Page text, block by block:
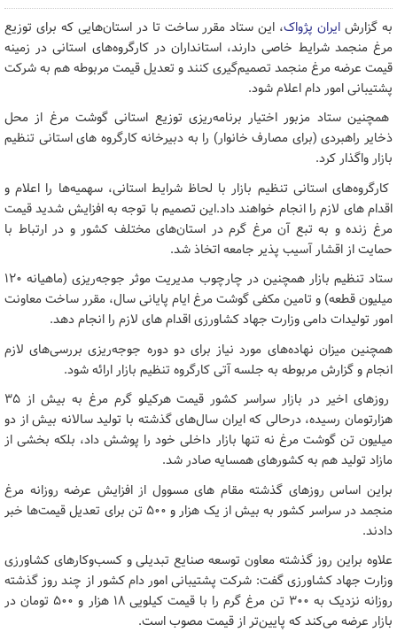
به گزارش ایران پژواک، این ستاد مقرر ساخت تا در استان‌هایی که برای توزیع
مرغ منجمد شرایط خاصی دارند، استانداران در کارگروه‌های استانی در زمینه
قیمت عرضه مرغ منجمد تصمیم‌گیری کنند و تعدیل قیمت مربوطه هم به شرکت
پشتیبانی امور دام اعلام شود.
همچنین ستاد مزبور اختیار برنامه‌ریزی توزیع استانی گوشت مرغ از محل
ذخایر راهبردی (برای مصارف خانوار) را به دبیرخانه کارگروه های استانی تنظیم
بازار واگذار کرد.
کارگروه‌های استانی تنظیم بازار با لحاظ شرایط استانی، سهمیه‌ها را اعلام و
اقدام های لازم را انجام خواهند داد.این تصمیم با توجه به افزایش شدید قیمت
مرغ زنده و به تبع آن مرغ گرم در استان‌های مختلف کشور و در ارتباط با
حمایت از اقشار آسیب پذیر جامعه اتخاذ شد.
ستاد تنظیم بازار همچنین در چارچوب مدیریت موثر جوجه‌ریزی (ماهیانه ۱۲۰
میلیون قطعه) و تامین مکفی گوشت مرغ ایام پایانی سال، مقرر ساخت معاونت
امور تولیدات دامی وزارت جهاد کشاورزی اقدام های لازم را انجام دهد.
همچنین میزان نهاده‌های مورد نیاز برای دو دوره جوجه‌ریزی بررسی‌های لازم
انجام و گزارش مربوطه به جلسه آتی کارگروه تنظیم بازار ارائه شود.
روزهای اخیر در بازار سراسر کشور قیمت هرکیلو گرم مرغ به بیش از ۳۵
هزارتومان رسیده، درحالی که ایران سال‌های گذشته با تولید سالانه بیش از دو
میلیون تن گوشت مرغ نه تنها بازار داخلی خود را پوشش ‌داد، بلکه بخشی از
مازاد تولید هم به کشورهای همسایه صادر شد.
براین اساس روزهای گذشته مقام های مسوول از افزایش عرضه روزانه مرغ
منجمد در سراسر کشور به بیش از یک هزار و ۵۰۰ تن برای تعدیل قیمت‌ها خبر
دادند.
علاوه براین روز گذشته معاون توسعه صنایع تبدیلی و کسب‌وکارهای کشاورزی
وزارت جهاد کشاورزی گفت: شرکت پشتیبانی امور دام کشور از چند روز گذشته
روزانه نزدیک به ۳۰۰ تن مرغ گرم را با قیمت کیلویی ۱۸ هزار و ۵۰۰ تومان در
بازار عرضه می‌کند که پایین‌تر از قیمت مصوب است.